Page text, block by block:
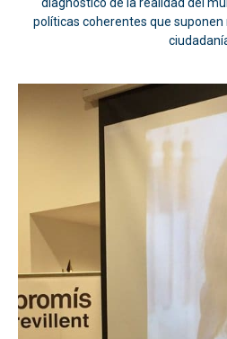
políticas coherentes que